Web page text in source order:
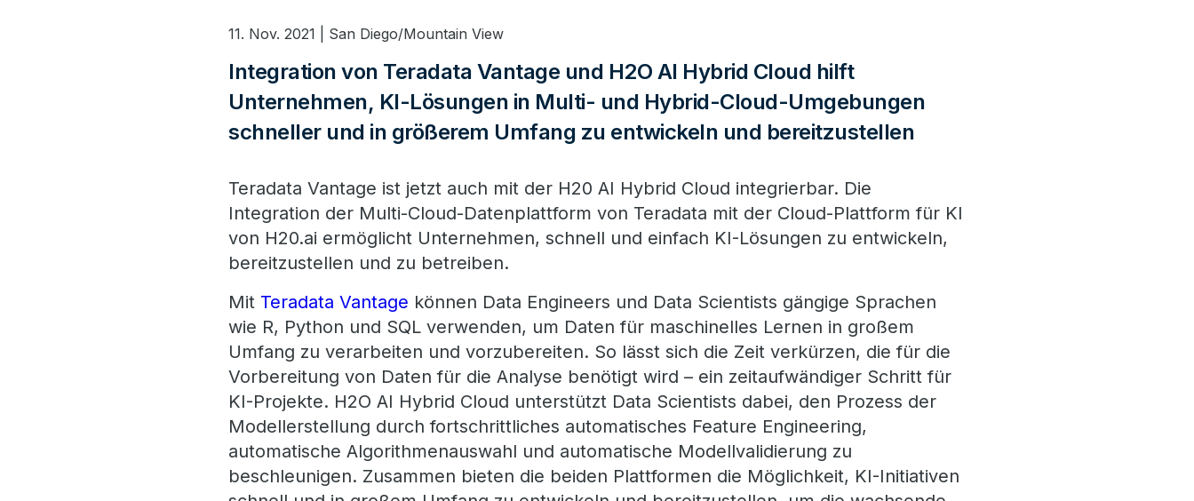
11. Nov. 2021 | San Diego/Mountain View
Integration von Teradata Vantage und H2O AI Hybrid Cloud hilft
Unternehmen, KI-Lösungen in Multi- und Hybrid-Cloud-Umgebungen
schneller und in größerem Umfang zu entwickeln und bereitzustellen
Teradata Vantage ist jetzt auch mit der H20 AI Hybrid Cloud integrierbar. Die
Integration der Multi-Cloud-Datenplattform von Teradata mit der Cloud-Plattform für KI
von H20.ai ermöglicht Unternehmen, schnell und einfach KI-Lösungen zu entwickeln,
bereitzustellen und zu betreiben.
Mit Teradata Vantage können Data Engineers und Data Scientists gängige Sprachen
wie R, Python und SQL verwenden, um Daten für maschinelles Lernen in großem
Umfang zu verarbeiten und vorzubereiten. So lässt sich die Zeit verkürzen, die für die
Vorbereitung von Daten für die Analyse benötigt wird – ein zeitaufwändiger Schritt für
KI-Projekte. H2O AI Hybrid Cloud unterstützt Data Scientists dabei, den Prozess der
Modellerstellung durch fortschrittliches automatisches Feature Engineering,
automatische Algorithmenauswahl und automatische Modellvalidierung zu
beschleunigen. Zusammen bieten die beiden Plattformen die Möglichkeit, KI-Initiativen